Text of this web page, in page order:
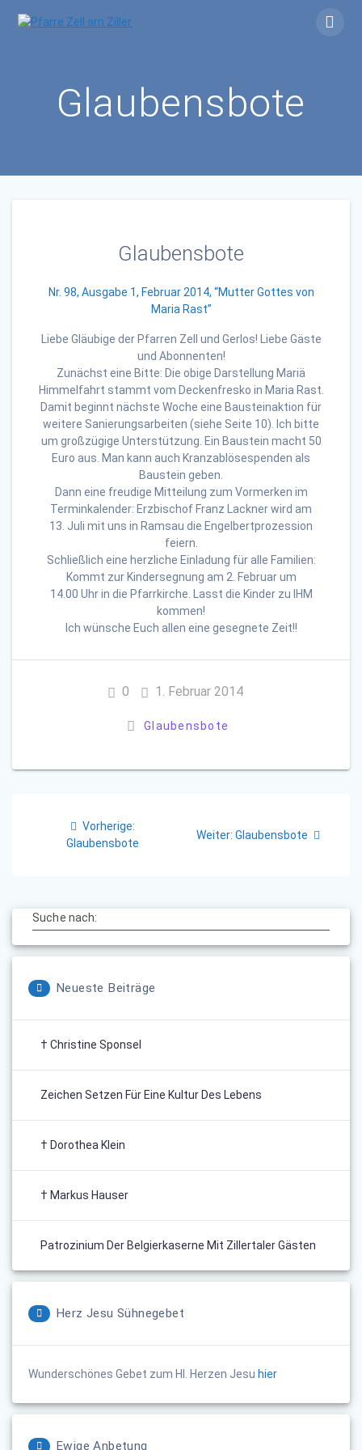
Glaubensbote
Glaubensbote
Nr. 98, Ausgabe 1, Februar 2014, “Mutter Gottes von
Maria Rast”
Liebe Gläubige der Pfarren Zell und Gerlos! Liebe Gäste
und Abonnenten!
Zunächst eine Bitte: Die obige Darstellung Mariä
Himmelfahrt stammt vom Deckenfresko in Maria Rast.
Damit beginnt nächste Woche eine Bausteinaktion für
weitere Sanierungsarbeiten (siehe Seite 10). Ich bitte
um großzügige Unterstützung. Ein Baustein macht 50
Euro aus. Man kann auch Kranzablösespenden als
Baustein geben.
Dann eine freudige Mitteilung zum Vormerken im
Terminkalender: Erzbischof Franz Lackner wird am
13. Juli mit uns in Ramsau die Engelbertprozession
feiern.
Schließlich eine herzliche Einladung für alle Familien:
Kommt zur Kindersegnung am 2. Februar um
14.00 Uhr in die Pfarrkirche. Lasst die Kinder zu IHM
kommen!
Ich wünsche Euch allen eine gesegnete Zeit!!
0 1. Februar 2014
Glaubensbote
Vorherige:
Beitrag:
Glaubensbote
Weiter: Nächster
Glaubensbote
Suche nach:
Neueste Beiträge
† Christine Sponsel
Zeichen Setzen Für Eine Kultur Des Lebens
† Dorothea Klein
† Markus Hauser
Patrozinium Der Belgierkaserne Mit Zillertaler Gästen
Herz Jesu Sühnegebet
Wunderschönes Gebet zum Hl. Herzen Jesu hier
Ewige Anbetung